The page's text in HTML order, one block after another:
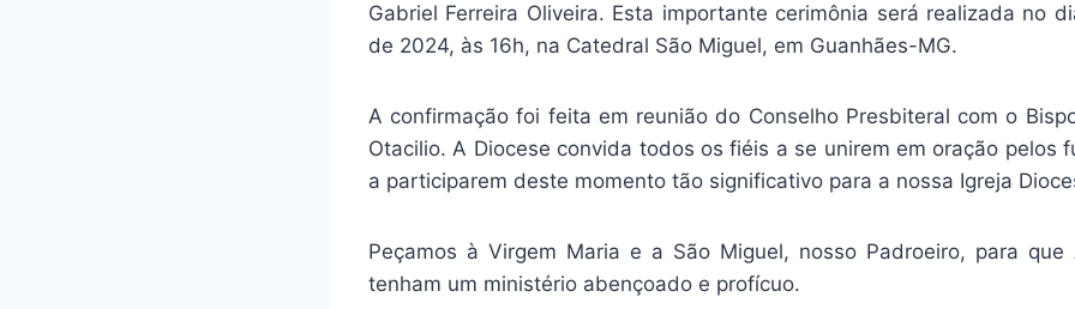
Gabriel Ferreira Oliveira. Esta importante cerimônia será realizada no
de 2024, às 16h, na Catedral São Miguel, em Guanhães-MG.
A confirmação foi feita em reunião do Conselho Presbiteral com o
Otacilio. A Diocese convida todos os fiéis a se unirem em oração pelos
a participarem deste momento tão significativo para a nossa Igreja
Peçamos à Virgem Maria e a São Miguel, nosso Padroeiro, para que
tenham um ministério abençoado e profícuo.